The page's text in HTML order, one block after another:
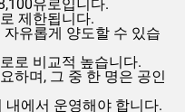
유로입니다.
제한됩니다.
유롭게 양도할 수 있습
로 비교적 높습니다.
하며, 그 중 한 명은 공인
내에서 운영해야 합니다.